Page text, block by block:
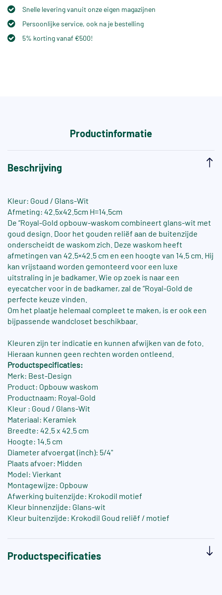
Snelle levering vanuit onze eigen magazijnen
Persoonlijke service, ook na je bestelling
5% korting vanaf €500!
Productinformatie
Beschrijving
Kleur: Goud / Glans-Wit
Afmeting: 42.5x42.5cm H=14.5cm
De “Royal-Gold opbouw-waskom combineert glans-wit met
goud design. Door het gouden reliëf aan de buitenzijde
onderscheidt de waskom zich. Deze waskom heeft
afmetingen van 42.5×42.5 cm en een hoogte van 14.5 cm. Hij
kan vrijstaand worden gemonteerd voor een luxe
uitstraling in je badkamer. Wie op zoek is naar een
eyecatcher voor in de badkamer, zal de “Royal-Gold de
perfecte keuze vinden.
Om het plaatje helemaal compleet te maken, is er ook een
bijpassende wandcloset beschikbaar.
Kleuren zijn ter indicatie en kunnen afwijken van de foto.
Hieraan kunnen geen rechten worden ontleend.
Productspecificaties:
Merk: Best-Design
Product: Opbouw waskom
Productnaam: Royal-Gold
Kleur : Goud / Glans-Wit
Materiaal: Keramiek
Breedte: 42.5 x 42.5 cm
Hoogte: 14.5 cm
Diameter afvoergat (inch): 5/4"
Plaats afvoer: Midden
Model: Vierkant
Montagewijze: Opbouw
Afwerking buitenzijde: Krokodil motief
Kleur binnenzijde: Glans-wit
Kleur buitenzijde: Krokodil Goud reliëf / motief
Productspecificaties